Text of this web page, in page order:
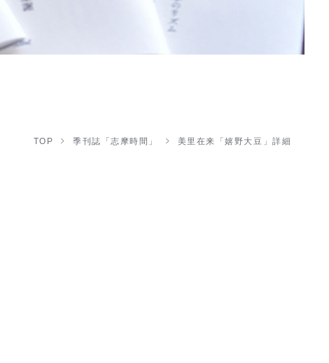
TOP 季刊誌「志摩時間」 美里在来「嬉野大豆」詳細